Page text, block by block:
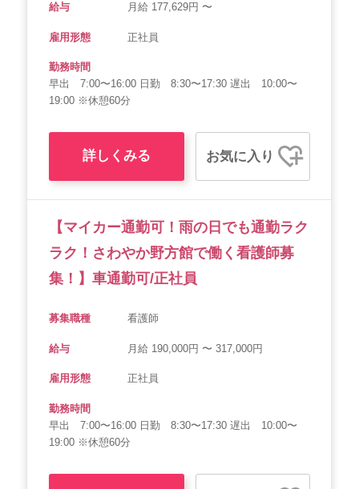
給与 月給 177,629円 〜
雇用形態 正社員
勤務時間
早出 7:00〜16:00 日勤 8:30〜17:30 遅出 10:00〜
19:00 ※休憩60分
詳しくみる お気に入り
【マイカー通勤可！雨の日でも通勤ラク
ラク！さわやか野方館で働く看護師募
集！】車通勤可/正社員
募集職種 看護師
給与 月給 190,000円 〜 317,000円
雇用形態 正社員
勤務時間
早出 7:00〜16:00 日勤 8:30〜17:30 遅出 10:00〜
19:00 ※休憩60分